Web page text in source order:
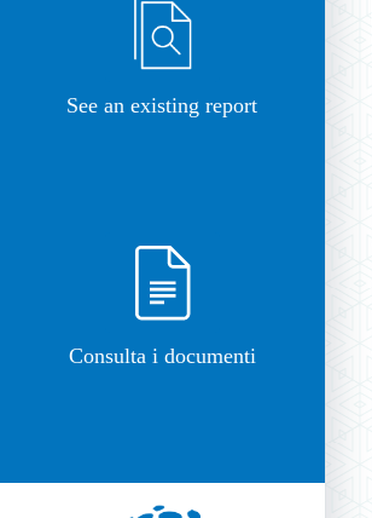
See an existing report
Consulta i documenti